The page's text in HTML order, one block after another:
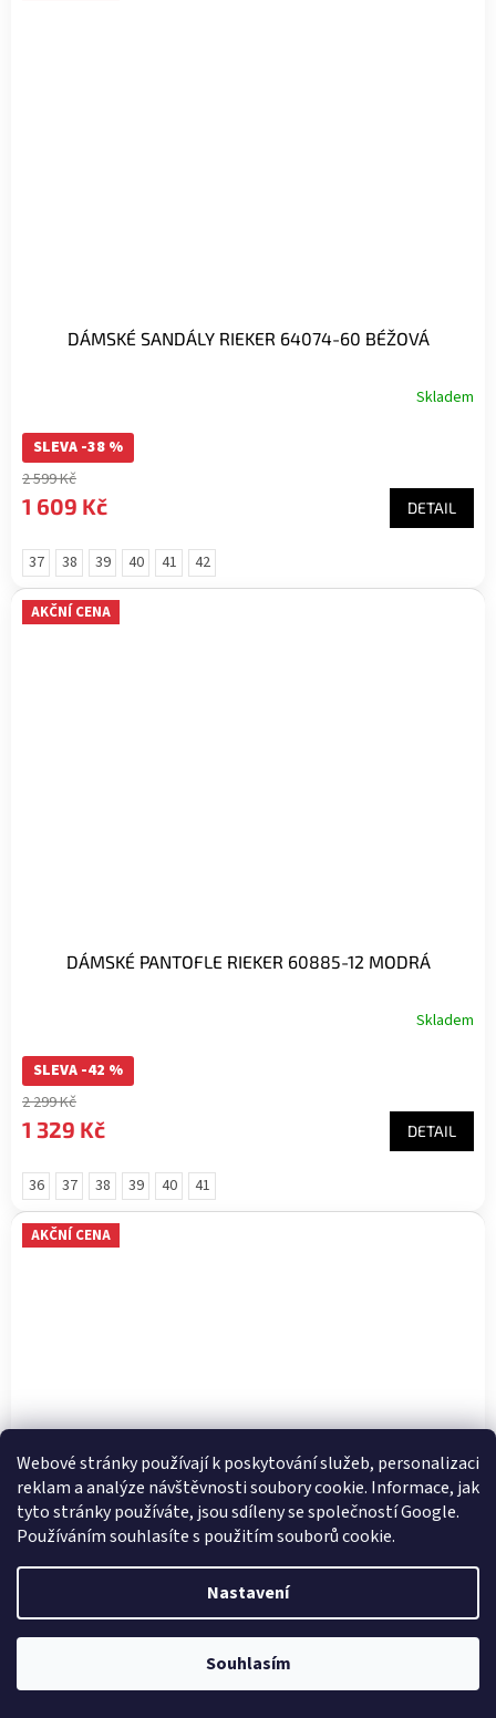
Webové stránky používají k poskytování služeb, personalizaci
reklam a analýze návštěvnosti soubory cookie. Informace, jak
tyto stránky používáte, jsou sdíleny se společností Google.
Používáním souhlasíte s použitím souborů cookie.
Nastavení
Souhlasím
DÁMSKÉ SANDÁLY RIEKER 64074-60 BÉŽOVÁ
Skladem
SLEVA -38 %
2 599 Kč
1 609 Kč DETAIL
37 38 39 40 41 42
AKČNÍ CENA
DÁMSKÉ PANTOFLE RIEKER 60885-12 MODRÁ
Skladem
SLEVA -42 %
2 299 Kč
1 329 Kč DETAIL
36 37 38 39 40 41
AKČNÍ CENA
DÁMSKÉ SANDÁLY RIEKER 60839-80 BÍLÁ
produktu
SLEVA -42 %